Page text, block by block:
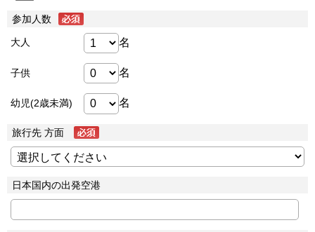
参加人数
大人 名
子供 名
幼児(2歳未満) 名
旅行先 方面
日本国内の出発空港